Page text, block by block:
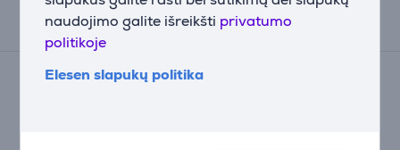
naudojimo galite išreikšti privatumo
politikoje
Elesen slapukų politika
Atsiliepimai
Įvertinimas